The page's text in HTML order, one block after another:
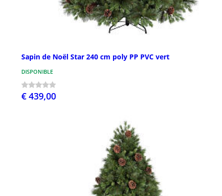
Sapin de Noël Star 240 cm poly PP PVC vert
DISPONIBLE
€ 439,00